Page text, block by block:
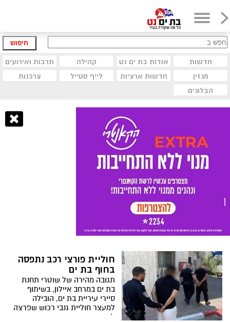
חיפוש
חדשות אודות בת ים נט קהילה
תרבות ואירועים
מגזין
חדשות ארציות לייף סטייל
צרכנות
הבלוגים
חוליית פורצי רכב נתפסה
בחוף בת ים
תגובה מהירה של שוטרי תחנת
בת ים במרחב איילון, בשיתוף
סיירי עיריית בת ים, הובילה
למעצר חוליית גנבי רכוש שפרצה
לרכב חונה בחוף הים בעיר